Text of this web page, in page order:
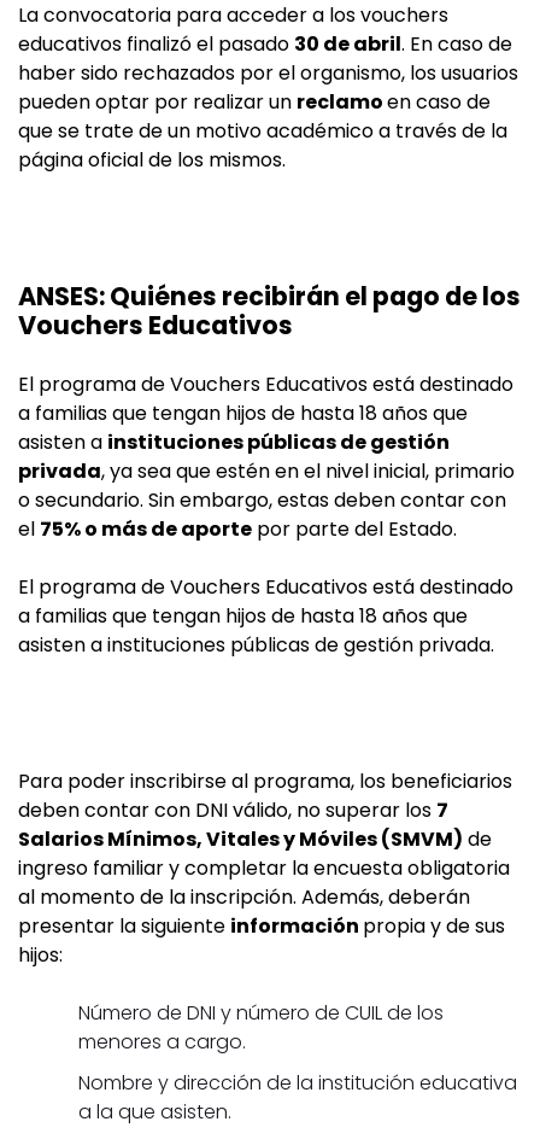
La convocatoria para acceder a los vouchers
educativos finalizó el pasado 30 de abril. En caso de
haber sido rechazados por el organismo, los usuarios
pueden optar por realizar un reclamoen caso de
que se trate de un motivo académico a través de la
página oficial de los mismos.
ANSES: Quiénes recibirán el pago de los
Vouchers Educativos
El programa de Vouchers Educativos está destinado
a familias que tengan hijos de hasta 18 años que
asisten a instituciones públicas de gestión
privada, ya sea que estén en el nivel inicial, primario
o secundario. Sin embargo, estas deben contar con
el 75% o más de aporte por parte del Estado.
El programa de Vouchers Educativos está destinado
a familias que tengan hijos de hasta 18 años que
asisten a instituciones públicas de gestión privada.
Para poder inscribirse al programa, los beneficiarios
deben contar con DNI válido, no superar los 7
Salarios Mínimos, Vitales y Móviles (SMVM) de
ingreso familiar y completar la encuesta obligatoria
al momento de la inscripción. Además, deberán
presentar la siguiente información propia y de sus
hijos:
Número de DNI y número de CUIL de los
menores a cargo.
Nombre y dirección de la institución educativa
a la que asisten.